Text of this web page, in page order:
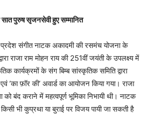
पुरुष सृजनसेवी हुए सम्मानित
संगीत नाटक अकादमी की रसमंच योजना के
राजा राम मोहन राय की 251वीं जयंती के उपलक्ष्य में
कार्यक्रमों के संग बिम्ब सांस्कृतिक समिति द्वारा
’का फ़ॉर की’ अवार्ड का आयोजन किया गया। राजा
को बंद कराने में महत्वपूर्ण भूमिका निभायी थी। नाटक
भी कुप्रथा या बुराई पर विजय पायी जा सकती है